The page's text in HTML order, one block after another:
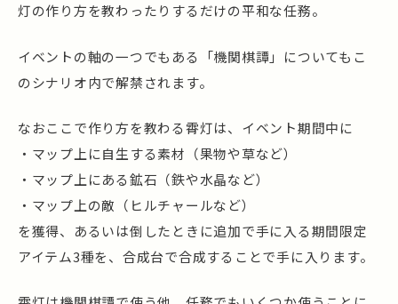
灯の作り方を教わったりするだけの平和な任務。
イベントの軸の一つでもある「機関棋譚」についてもこ
のシナリオ内で解禁されます。
なおここで作り方を教わる霄灯は、イベント期間中に
・マップ上に自生する素材（果物や草など）
・マップ上にある鉱石（鉄や水晶など）
・マップ上の敵（ヒルチャールなど）
を獲得、あるいは倒したときに追加で手に入る期間限定
アイテム3種を、合成台で合成することで手に入ります。